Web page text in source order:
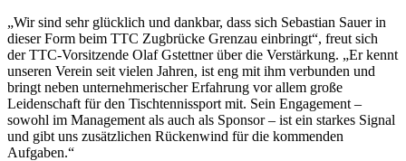
„Wir sind sehr glücklich und dankbar, dass sich Sebastian Sauer in
dieser Form beim TTC Zugbrücke Grenzau einbringt“, freut sich
der TTC-Vorsitzende Olaf Gstettner über die Verstärkung. „Er kennt
unseren Verein seit vielen Jahren, ist eng mit ihm verbunden und
bringt neben unternehmerischer Erfahrung vor allem große
Leidenschaft für den Tischtennissport mit. Sein Engagement –
sowohl im Management als auch als Sponsor – ist ein starkes Signal
und gibt uns zusätzlichen Rückenwind für die kommenden
Aufgaben.“